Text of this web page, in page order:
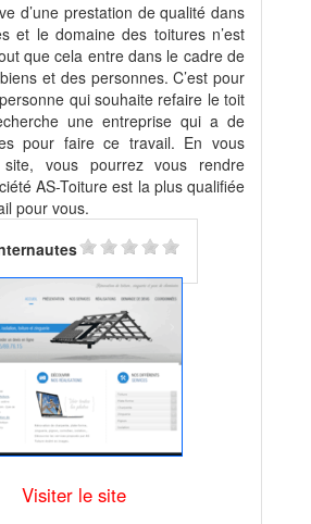
d’une prestation de qualité dans
et le domaine des toitures n’est
que cela entre dans le cadre de
et des personnes. C’est pour
qui souhaite refaire le toit
une entreprise qui a de
pour faire ce travail. En vous
vous pourrez vous rendre
AS-Toiture est la plus qualifiée
pour vous.
Visiter le site